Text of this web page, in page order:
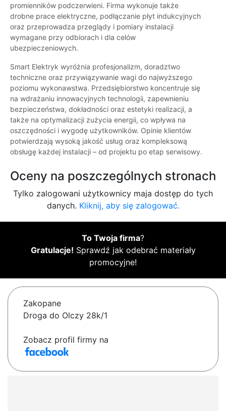
promienników podczerwieni. Firma wykonuje także
drobne prace elektryczne, podłączanie płyt indukcyjnych
oraz przeprowadza przeglądy i pomiary instalacji
wymagane przy odbiorach i dla celów
ubezpieczeniowych.
Smart Elektryk wyróżnia profesjonalizm, doradztwo
techniczne oraz przywiązywanie wagi do najwyższego
poziomu wykonawstwa. Przedsiębiorstwo koncentruje się
na wdrażaniu innowacyjnych technologii, zapewnieniu
bezpieczeństwa, dokładności oraz estetyki realizacji, a
także na optymalizacji zużycia energii, co wpływa na
oszczędności i wygodę użytkowników. Opinie klientów
potwierdzają wysoką jakość usług oraz kompleksową
obsługę każdej instalacji – od projektu po etap serwisowy.
Oceny na poszczególnych stronach
Tylko zalogowani użytkownicy maja dostęp do tych
danych. Kliknij, aby się zalogować.
To Twoja firma?
Gratulacje! Sprawdź jak odebrać materiały
promocyjne!
Zakopane
Droga do Olczy 28k/1
Zobacz profil firmy na